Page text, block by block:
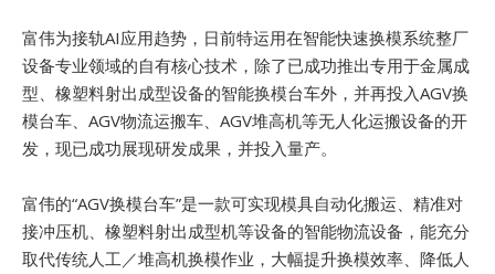
富伟为接轨AI应用趋势，日前特运用在智能快速换模系统整厂
设备专业领域的自有核心技术，除了已成功推出专用于金属成
型、橡塑料射出成型设备的智能换模台车外，并再投入AGV换
模台车、AGV物流运搬车、AGV堆高机等无人化运搬设备的开
发，现已成功展现研发成果，并投入量产。
富伟的“AGV换模台车”是一款可实现模具自动化搬运、精准对
接冲压机、橡塑料射出成型机等设备的智能物流设备，能充分
取代传统人工／堆高机换模作业，大幅提升换模效率、降低人